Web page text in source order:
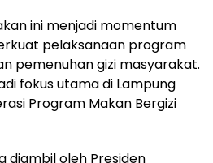
ini menjadi momentum
pelaksanaan program
pemenuhan gizi masyarakat.
fokus utama di Lampung
Program Makan Bergizi
diambil oleh Presiden